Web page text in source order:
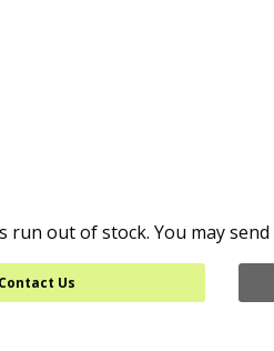
run out of stock. You may
Contact Us